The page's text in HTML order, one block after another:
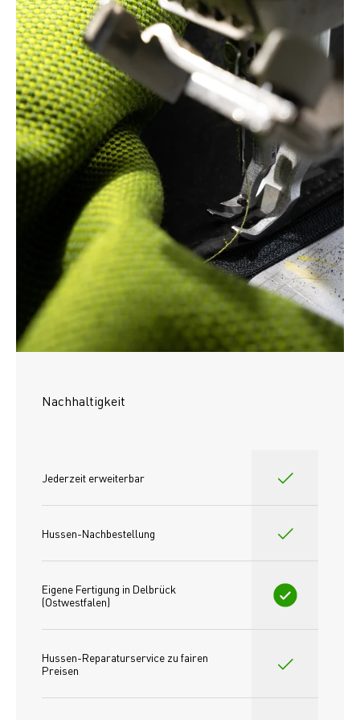
Nachhaltigkeit
Jederzeit erweiterbar
Hussen-Nachbestellung
Eigene Fertigung in Delbrück
(Ostwestfalen)
Hussen-Reparaturservice zu fairen
Preisen​